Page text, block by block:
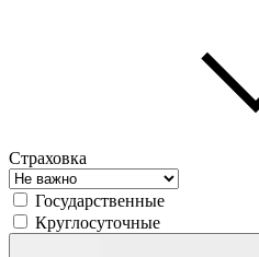
Страховка
Государственные
Круглосуточные